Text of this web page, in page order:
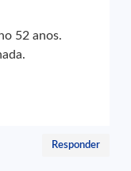
52 anos.
Responder